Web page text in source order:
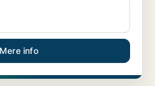
Mere info